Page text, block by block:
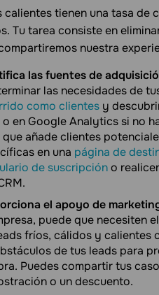
calientes tienen una tasa de
Tu tarea consiste en
nuestra
las fuentes de
las necesidades de
como clientes y
o en Google Analytics si no
que añade clientes
en una página de
de suscripcióno
el apoyo de
puede que necesiten
fríos, cálidos y calientes
de tus leads para
Puedes compartir tus
o un descuento.